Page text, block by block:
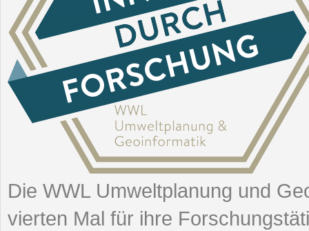
Die WWL Umweltplanung und
vierten Mal für ihre